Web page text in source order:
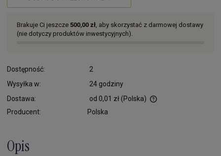
Brakuje Ci jeszcze 500,00 zł , aby skorzystać z darmowej dostawy
(nie dotyczy produktów inwestycyjnych).
Dostępność:
2
Wysyłka w:
24 godziny
Dostawa:
od 0,01 zł(Polska)
Producent: Polska
Opis